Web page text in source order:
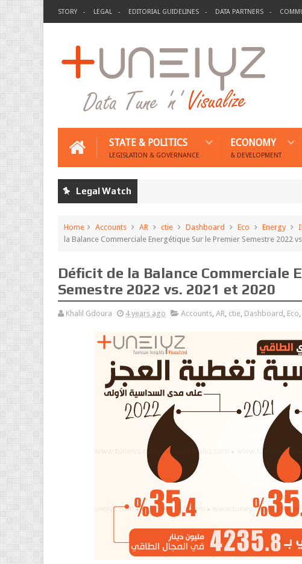
STORY LEGAL EDITORIAL GUIDELINES DATA PARTNERS
STATE & POLITICS
LEGISLATION & GOVERNANCE
ECONOMY
& DEVELOPMENT
Legal Watch
Home Accounts AR ctie Dashboard Eco Energy
la Balance Commerciale Energétique Sur le Premier Semestre 2022
Déficit de la Balance Commerciale
Semestre 2022 vs. 2021 et 2020
Khalil Gdoura 4 years ago Accounts, AR, ctie, Dashboard , Eco,